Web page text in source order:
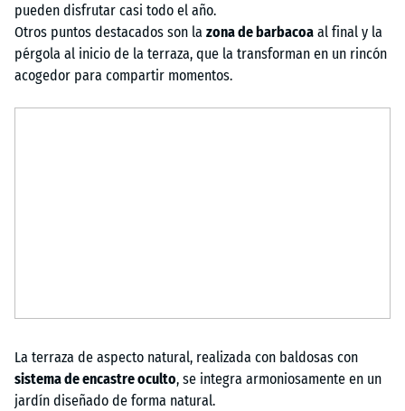
pueden disfrutar casi todo el año.
Otros puntos destacados son la zona de barbacoa al final y la
pérgola al inicio de la terraza, que la transforman en un rincón
acogedor para compartir momentos.
La terraza de aspecto natural, realizada con baldosas con
sistema de encastre oculto, se integra armoniosamente en un
jardín diseñado de forma natural.